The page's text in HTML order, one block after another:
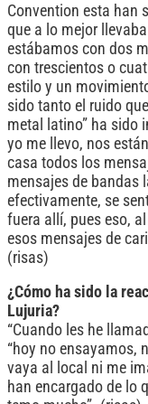
Convention esta han
que a lo mejor
estábamos con dos
con trescientos o
estilo y un
sido tanto el ruido
metal latino” ha sido
yo me llevo, nos
casa todos los
mensajes de bandas
efectivamente, se
fuera allí, pues eso,
esos mensajes de
(risas)
¿Cómo ha sido la
Lujuria?
“Cuando les he
“hoy no ensayamos,
vaya al local ni me
han encargado de lo